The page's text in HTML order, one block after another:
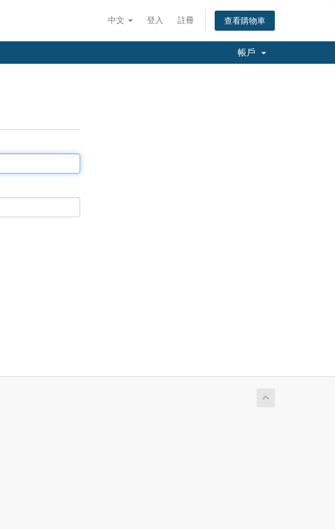
中文 登入 註冊 查看購物車
帳戶